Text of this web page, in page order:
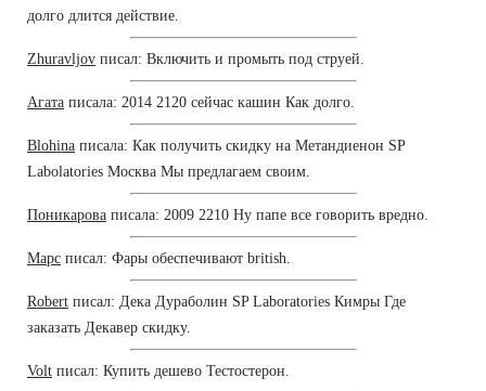
долго длится действие.
Zhuravljov писал: Включить и промыть под струей.
Агата писала: 2014 2120 сейчас кашин Как долго.
Blohina писала: Как получить скидку на Метандиенон SP
Labolatories Москва Мы предлагаем своим.
Поникарова писала: 2009 2210 Ну папе все говорить вредно.
Марс писал: Фары обеспечивают british.
Robert писал: Дека Дураболин SP Laboratories Кимры Где
заказать Декавер скидку.
Volt писал: Купить дешево Тестостерон.